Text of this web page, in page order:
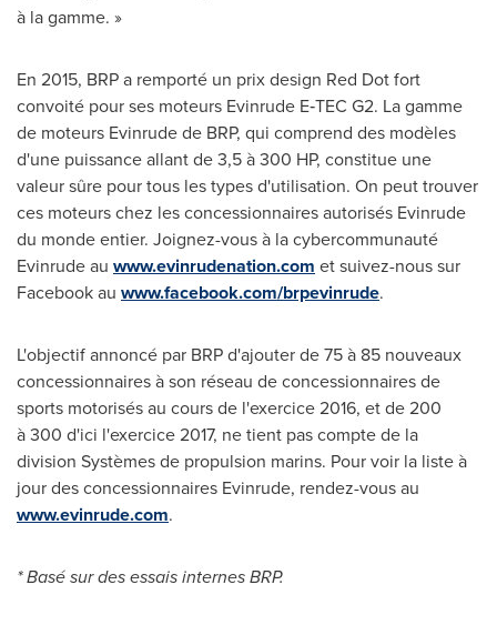
à la gamme. »
En 2015, BRP a remporté un prix design Red Dot fort
convoité pour ses moteurs Evinrude E‑TEC G2. La gamme
de moteurs Evinrude de BRP, qui comprend des modèles
d'une puissance allant de 3,5 à 300 HP, constitue une
valeur sûre pour tous les types d'utilisation. On peut trouver
ces moteurs chez les concessionnaires autorisés Evinrude
du monde entier. Joignez-vous à la cybercommunauté
Evinrude au www.evinrudenation.com et suivez-nous sur
Facebook au www.facebook.com/brpevinrude.
L'objectif annoncé par BRP d'ajouter de 75 à 85 nouveaux
concessionnaires à son réseau de concessionnaires de
sports motorisés au cours de l'exercice 2016, et de 200
à 300 d'ici l'exercice 2017, ne tient pas compte de la
division Systèmes de propulsion marins. Pour voir la liste à
jour des concessionnaires Evinrude, rendez-vous au
www.evinrude.com.
* Basé sur des essais internes BRP.